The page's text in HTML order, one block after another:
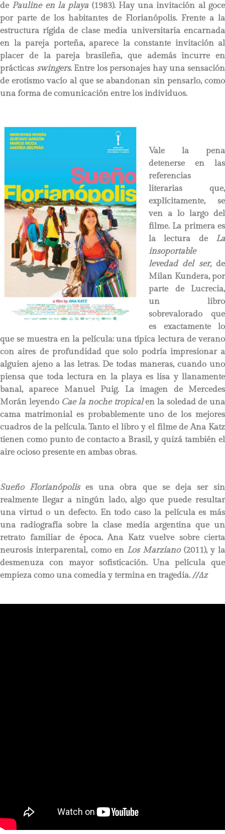
de Pauline en la playa(1983). Hay una invitación al goce
por parte de los habitantes de Florianópolis. Frente a la
estructura rígida de clase media universitaria encarnada
en la pareja porteña, aparece la constante invitación al
placer de la pareja brasileña, que además incurre en
prácticas swingers. Entre los personajes hay una sensación
de erotismo vacío al que se abandonan sin pensarlo, como
una forma de comunicación entre los individuos.
Vale la pena
detenerse en las
referencias
literarias que,
explícitamente, se
ven a lo largo del
filme. La primera es
la lectura de La
insoportable
levedad del ser,de
Milan Kundera, por
parte de Lucrecia,
un libro
sobrevalorado que
es exactamente lo
que se muestra en la película: una típica lectura de verano
con aires de profundidad que solo podría impresionar a
alguien ajeno a las letras. De todas maneras, cuando uno
piensa que toda lectura en la playa es lisa y llanamente
banal, aparece Manuel Puig. La imagen de Mercedes
Morán leyendo Cae la noche tropicalen la soledad de una
cama matrimonial es probablemente uno de los mejores
cuadros de la película. Tanto el libro y el filme de Ana Katz
tienen como punto de contacto a Brasil, y quizá también el
aire ocioso presente en ambas obras.
Sueño Florianópolises una obra que se deja ser sin
realmente llegar a ningún lado, algo que puede resultar
una virtud o un defecto. En todo caso la película es más
una radiografía sobre la clase media argentina que un
retrato familiar de época. Ana Katz vuelve sobre cierta
neurosis interparental, como en Los Marziano(2011), y la
desmenuza con mayor sofisticación. Una película que
empieza como una comedia y termina en tragedia. //∆z